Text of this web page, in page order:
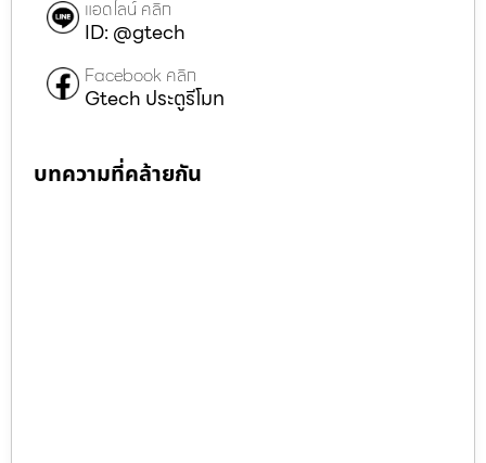
แอดไลน์ คลิก
ID: @gtech
Facebook คลิก
Gtech ประตูรีโมท
บทความที่คล้ายกัน